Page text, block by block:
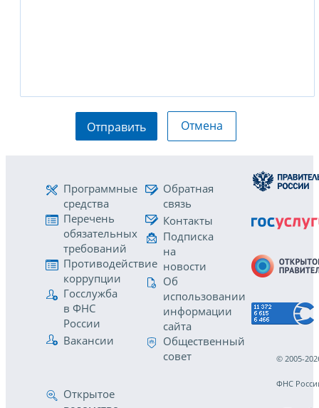
Отправить Отмена
Программные
средства
Перечень
обязательных
требований
Противодействие
коррупции
Госслужба
в ФНС
России
Вакансии
Обратная
связь
Контакты
Подписка
на
новости
Об
использовании
информации
сайта
Общественный
совет
Открытое
© 2005-
ФНС